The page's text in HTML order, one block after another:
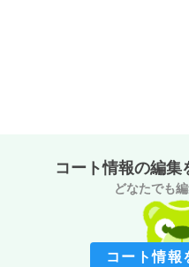
コート情報の編集
どなたでも
コート情報